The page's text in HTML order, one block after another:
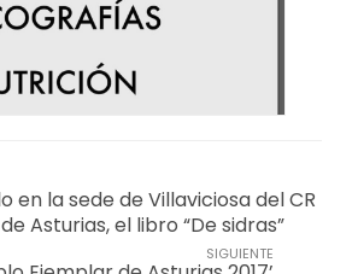
en la sede de Villaviciosa del CR
Asturias, el libro “De sidras”
SIGUIENTE